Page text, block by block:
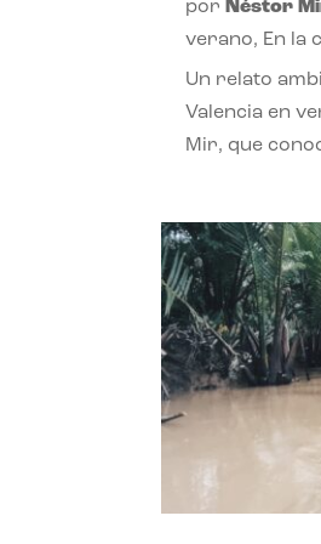
por Néstor
verano, En la
Un relato
Valencia en
Mir, que